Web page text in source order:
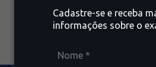
Cadastre-se e receba
informações sobre o